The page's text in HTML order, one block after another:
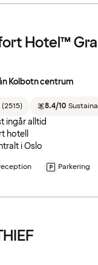
Hotel™
Kolbotn centrum
(2515) 8.4/10
ingår alltid
hotell
i Oslo
Parkering